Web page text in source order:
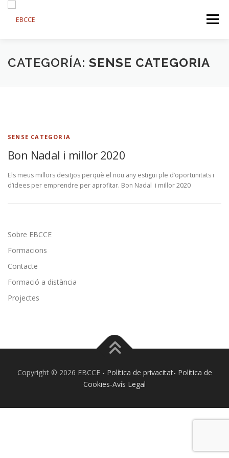
contenido
Menú
SOBRE EBCCE FORMACIONS CONTACTE
CATEGORÍA: SENSE CATEGORIA
SENSE CATEGORIA
Bon Nadal i millor 2020
Els meus millors desitjos perquè el nou any estigui ple d’oportunitats i
d’idees per emprendre per aprofitar. Bon Nadal i millor 2020
Sobre EBCCE
Formacions
Contacte
Formació a distància
Projectes
Copyright © 2026 EBCCE - Política de privacitat- Política de
Cookies-Avís Legal